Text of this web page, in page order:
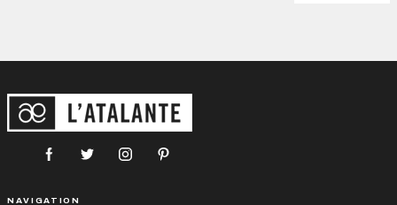
NAVIGATION